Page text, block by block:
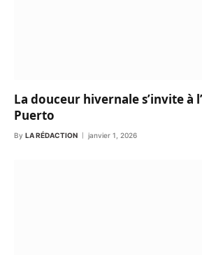
La douceur hivernale s’invite à
Puerto
By LA RÉDACTION janvier 1, 2026